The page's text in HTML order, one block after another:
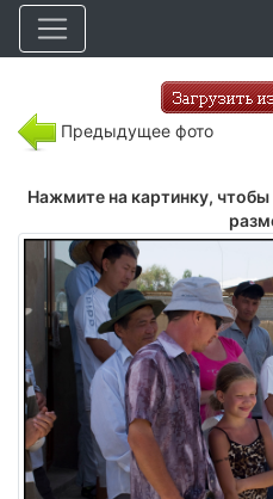
Предыдущее фото
Нажмите на картинку, чтобы